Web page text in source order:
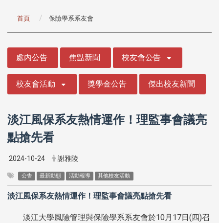
首頁 保險學系系友會
處內公告 焦點新聞 校友會公告
校友會活動 獎學金公告 傑出校友新聞
淡江風保系友熱情運作！理監事會議亮
點搶先看
2024-10-24 謝雅陵
公告 最新動態 活動報導 其他校友活動
淡江風保系友熱情運作！理監事會議亮點搶先看
淡江大學風險管理與保險學系系友會於10月17日(四)召